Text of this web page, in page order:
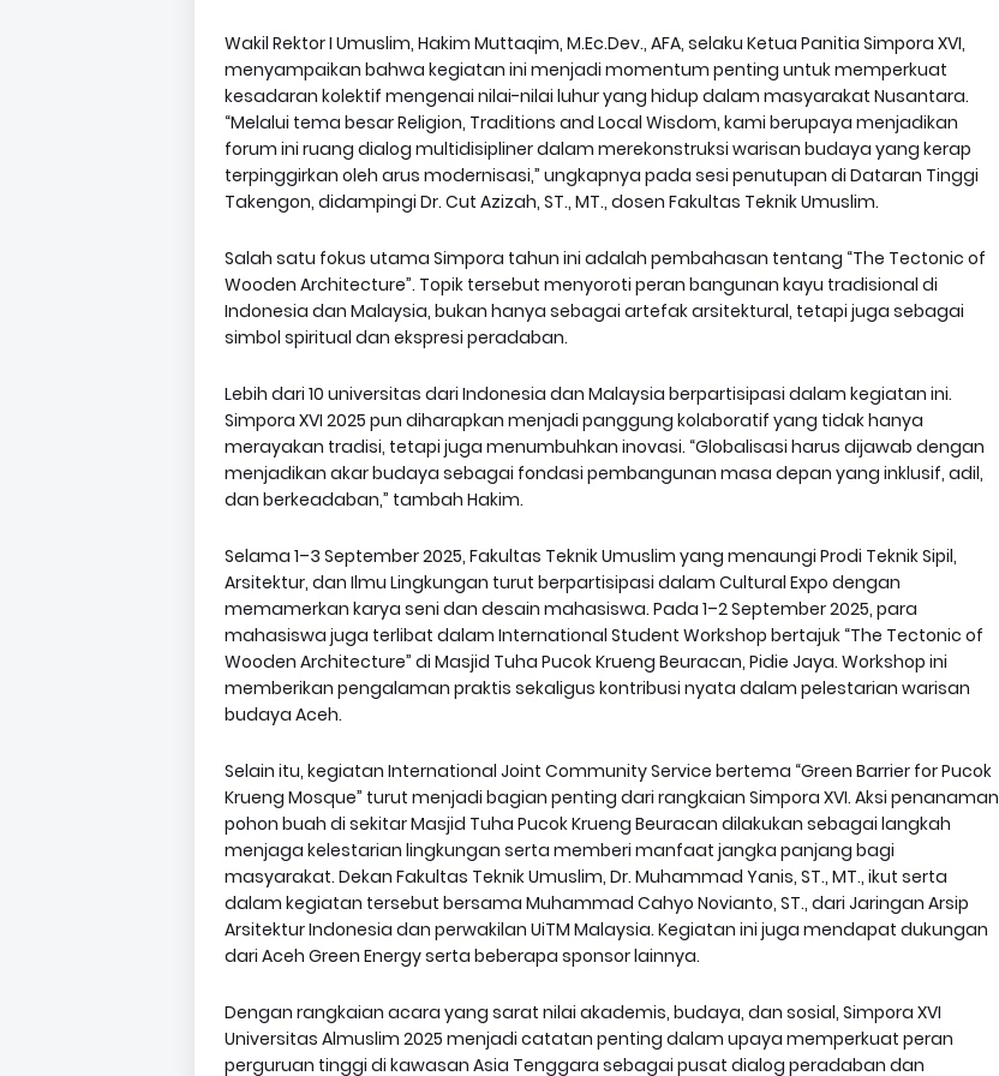
Wakil Rektor I Umuslim, Hakim Muttaqim, M.Ec.Dev., AFA, selaku Ketua Panitia Simpora XVI,
menyampaikan bahwa kegiatan ini menjadi momentum penting untuk memperkuat
kesadaran kolektif mengenai nilai-nilai luhur yang hidup dalam masyarakat Nusantara.
“Melalui tema besar Religion, Traditions and Local Wisdom, kami berupaya menjadikan
forum ini ruang dialog multidisipliner dalam merekonstruksi warisan budaya yang kerap
terpinggirkan oleh arus modernisasi,” ungkapnya pada sesi penutupan di Dataran Tinggi
Takengon, didampingi Dr. Cut Azizah, ST., MT., dosen Fakultas Teknik Umuslim.
Salah satu fokus utama Simpora tahun ini adalah pembahasan tentang “The Tectonic of
Wooden Architecture”. Topik tersebut menyoroti peran bangunan kayu tradisional di
Indonesia dan Malaysia, bukan hanya sebagai artefak arsitektural, tetapi juga sebagai
simbol spiritual dan ekspresi peradaban.
Lebih dari 10 universitas dari Indonesia dan Malaysia berpartisipasi dalam kegiatan ini.
Simpora XVI 2025 pun diharapkan menjadi panggung kolaboratif yang tidak hanya
merayakan tradisi, tetapi juga menumbuhkan inovasi. “Globalisasi harus dijawab dengan
menjadikan akar budaya sebagai fondasi pembangunan masa depan yang inklusif, adil,
dan berkeadaban,” tambah Hakim.
Selama 1–3 September 2025, Fakultas Teknik Umuslim yang menaungi Prodi Teknik Sipil,
Arsitektur, dan Ilmu Lingkungan turut berpartisipasi dalam Cultural Expo dengan
memamerkan karya seni dan desain mahasiswa. Pada 1–2 September 2025, para
mahasiswa juga terlibat dalam International Student Workshop bertajuk “The Tectonic of
Wooden Architecture” di Masjid Tuha Pucok Krueng Beuracan, Pidie Jaya. Workshop ini
memberikan pengalaman praktis sekaligus kontribusi nyata dalam pelestarian warisan
budaya Aceh.
Selain itu, kegiatan International Joint Community Service bertema “Green Barrier for Pucok
Krueng Mosque” turut menjadi bagian penting dari rangkaian Simpora XVI. Aksi penanaman
pohon buah di sekitar Masjid Tuha Pucok Krueng Beuracan dilakukan sebagai langkah
menjaga kelestarian lingkungan serta memberi manfaat jangka panjang bagi
masyarakat. Dekan Fakultas Teknik Umuslim, Dr. Muhammad Yanis, ST., MT., ikut serta
dalam kegiatan tersebut bersama Muhammad Cahyo Novianto, ST., dari Jaringan Arsip
Arsitektur Indonesia dan perwakilan UiTM Malaysia. Kegiatan ini juga mendapat dukungan
dari Aceh Green Energy serta beberapa sponsor lainnya.
Dengan rangkaian acara yang sarat nilai akademis, budaya, dan sosial, Simpora XVI
Universitas Almuslim 2025 menjadi catatan penting dalam upaya memperkuat peran
perguruan tinggi di kawasan Asia Tenggara sebagai pusat dialog peradaban dan